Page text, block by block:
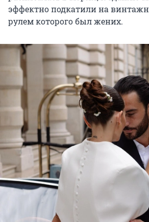
эффектно подкатили на
рулем которого был жених.